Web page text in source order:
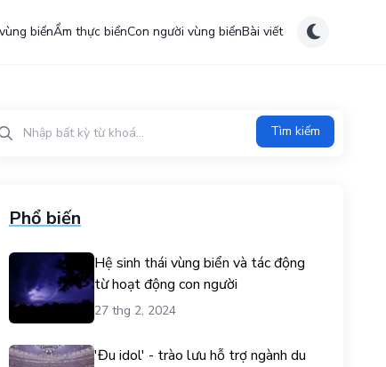
biểnẨm thực biểnCon người vùng biểnBài viết
Tìm kiếm
Phổ biến
Hệ sinh thái vùng biển và tác động
từ hoạt động con người
27 thg 2, 2024
'Đu idol' - trào lưu hỗ trợ ngành du